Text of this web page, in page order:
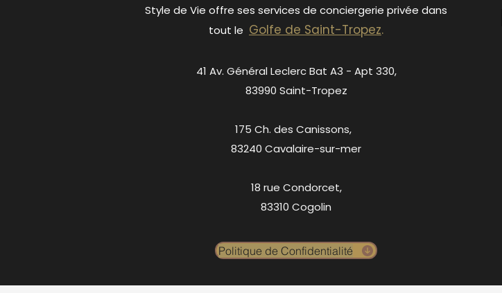
Style de Vie offre ses services de conciergerie privée dans
tout le Golfe de Saint-Tropez.
41 Av. Général Leclerc Bat A3 - Apt 330,
83990 Saint-Tropez
175 Ch. des Canissons,
83240 Cavalaire-sur-mer
18 rue Condorcet,
83310 Cogolin
Politique de Confidentialité